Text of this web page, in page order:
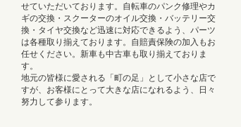
せていただいております。自転車のパンク修理やカ
ギの交換・スクーターのオイル交換・バッテリー交
換・タイヤ交換など迅速に対応できるよう、パーツ
は各種取り揃えております。自賠責保険の加入もお
任せください。新車も中古車も取り揃えておりま
す。
地元の皆様に愛される「町の足」として小さな店で
すが、お客様にとって大きな店になれるよう、日々
努力して参ります。